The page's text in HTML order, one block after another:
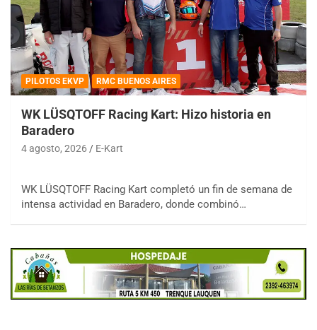
PILOTOS EKVP RMC BUENOS AIRES
WK LÜSQTOFF Racing Kart: Hizo historia en
Baradero
4 agosto, 2026 E-Kart
WK LÜSQTOFF Racing Kart completó un fin de semana de
intensa actividad en Baradero, donde combinó…
COBERTURA ESPECIAL DE E-KART.COM.AR
08/09-AGO
Baradero (Buenos Aires)
KDO - F6
Ciudad de Trenque Lauquen (Asfalto)
Trenque Lauquen (Buenos Aires)